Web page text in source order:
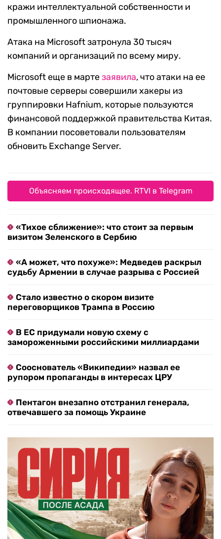
кражи интеллектуальной собственности и
промышленного шпионажа.
Атака на Microsoft затронула 30 тысяч
компаний и организаций по всему миру.
Microsoft еще в мартезаявила, что атаки на ее
почтовые серверы совершили хакеры из
группировки Hafnium, которые пользуются
финансовой поддержкой правительства Китая.
В компании посоветовали пользователям
обновить Exchange Server.
Объясняем происходящее. RTVI в Telegram
«Тихое сближение»: что стоит за первым
визитом Зеленского в Сербию
«А может, что похуже»: Медведев раскрыл
судьбу Армении в случае разрыва с Россией
Стало известно о скором визите
переговорщиков Трампа в Россию
В ЕС придумали новую схему с
замороженными российскими миллиардами
Сооснователь «Википедии» назвал ее
рупором пропаганды в интересах ЦРУ
Пентагон внезапно отстранил генерала,
отвечавшего за помощь Украине